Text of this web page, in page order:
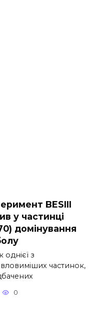
BESIII
у частинці
домінування
однієї з
частинок,
0